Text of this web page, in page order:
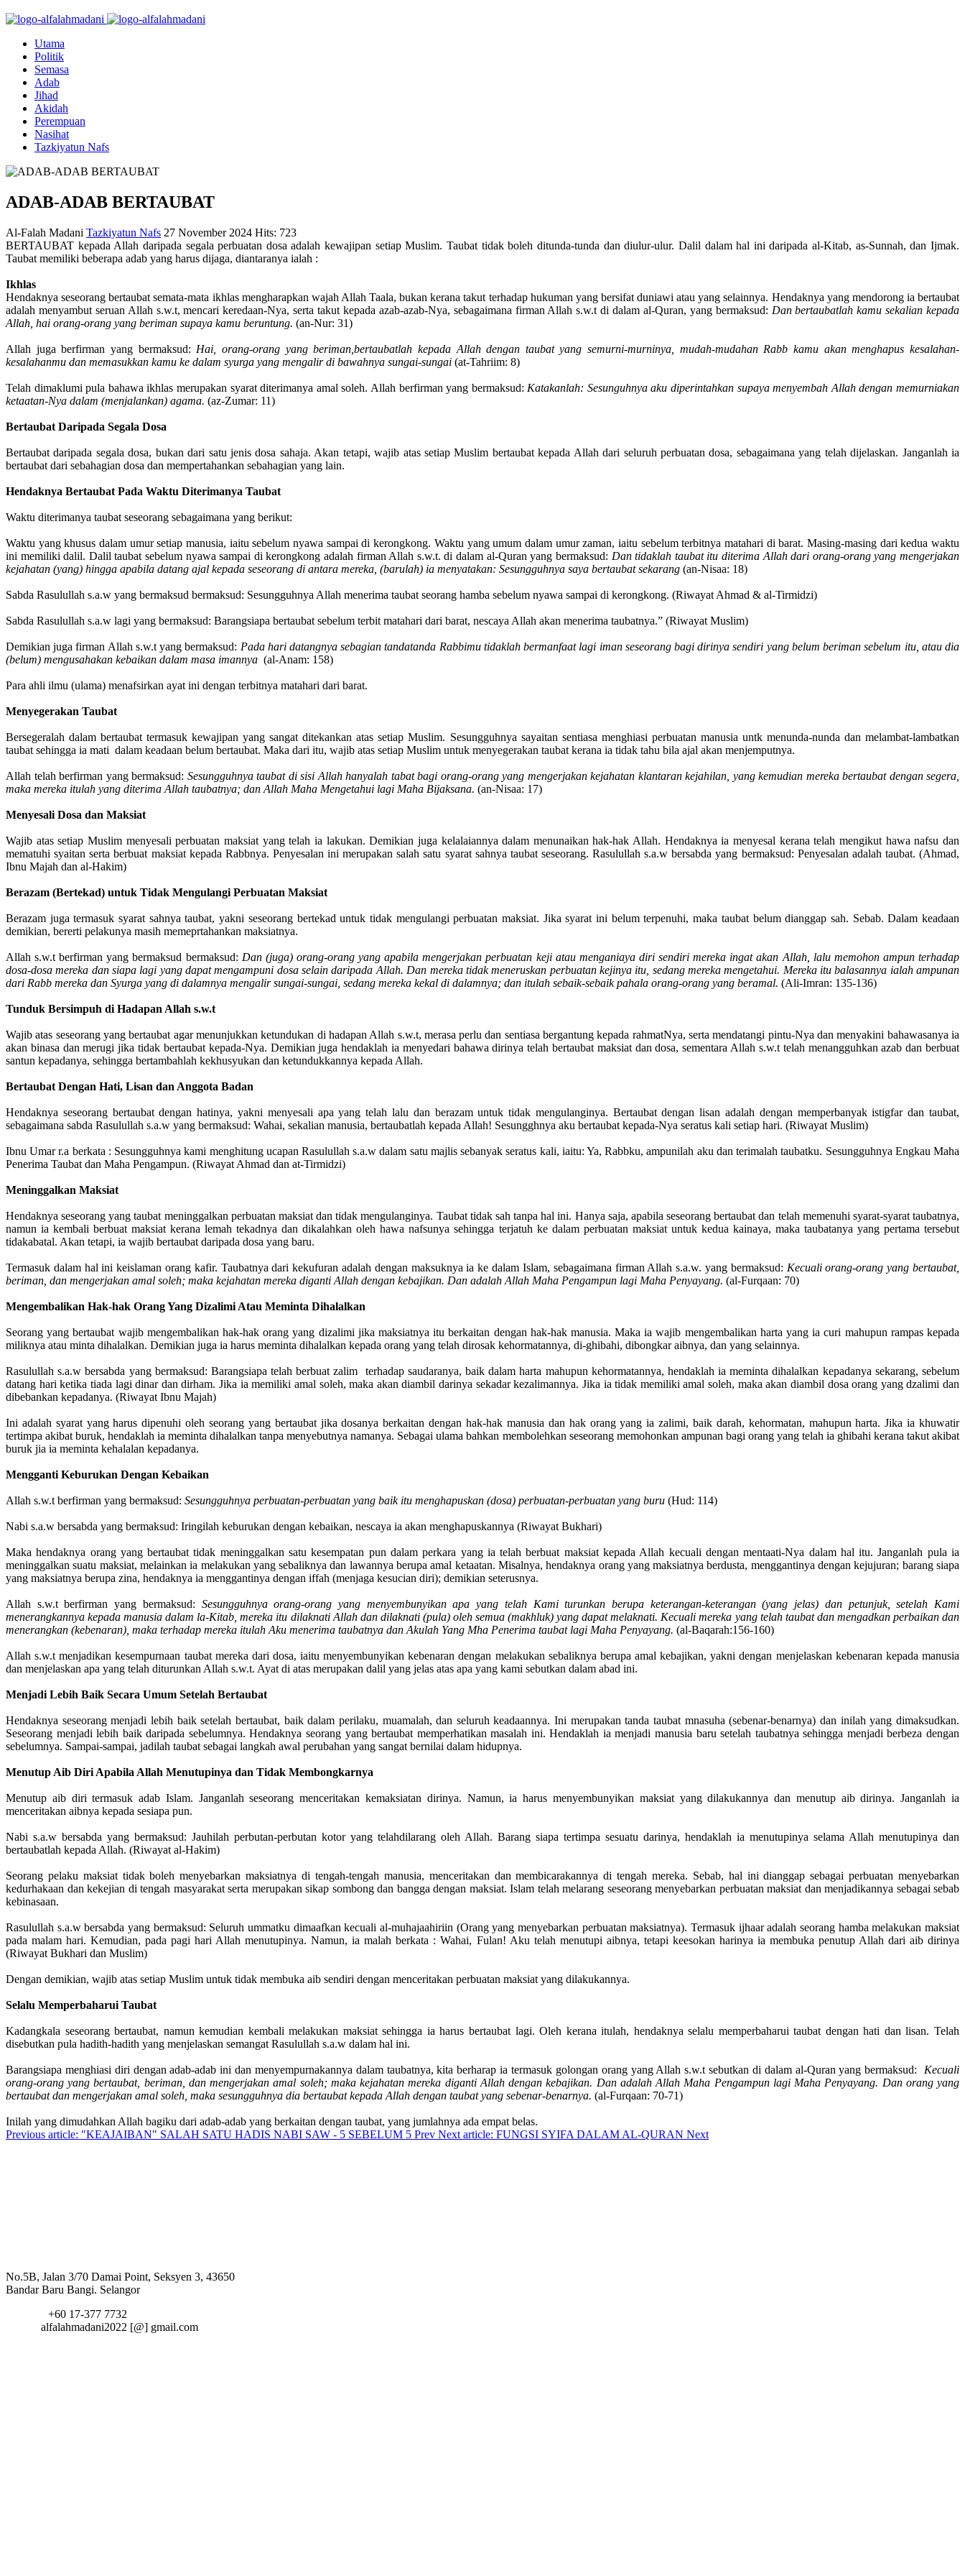
Utama
Politik
Semasa
Adab
Jihad
Akidah
Perempuan
Nasihat
Tazkiyatun Nafs
ADAB-ADAB BERTAUBAT
Al-Falah Madani Tazkiyatun Nafs 27 November 2024 Hits: 723
BERTAUBAT kepada Allah daripada segala perbuatan dosa adalah kewajipan setiap Muslim. Taubat tidak boleh ditunda-tunda dan diulur-ulur. Dalil dalam hal ini daripada al-Kitab, as-Sunnah, dan Ijmak.
Taubat memiliki beberapa adab yang harus dijaga, diantaranya ialah :
Ikhlas
Hendaknya seseorang bertaubat semata-mata ikhlas mengharapkan wajah Allah Taala, bukan kerana takut terhadap hukuman yang bersifat duniawi atau yang selainnya. Hendaknya yang mendorong ia bertaubat
adalah menyambut seruan Allah s.w.t, mencari keredaan-Nya, serta takut kepada azab-azab-Nya, sebagaimana firman Allah s.w.t di dalam al-Quran, yang bermaksud: Dan bertaubatlah kamu sekalian kepada
Allah, hai orang-orang yang beriman supaya kamu beruntung. (an-Nur: 31)
Allah juga berfirman yang bermaksud: Hai, orang-orang yang beriman,bertaubatlah kepada Allah dengan taubat yang semurni-murninya, mudah-mudahan Rabb kamu akan menghapus kesalahan-
kesalahanmu dan memasukkan kamu ke dalam syurga yang mengalir di bawahnya sungai-sungai (at-Tahriim: 8)
Telah dimaklumi pula bahawa ikhlas merupakan syarat diterimanya amal soleh. Allah berfirman yang bermaksud: Katakanlah: Sesunguhnya aku diperintahkan supaya menyembah Allah dengan memurniakan
ketaatan-Nya dalam (menjalankan) agama. (az-Zumar: 11)
Bertaubat Daripada Segala Dosa
Bertaubat daripada segala dosa, bukan dari satu jenis dosa sahaja. Akan tetapi, wajib atas setiap Muslim bertaubat kepada Allah dari seluruh perbuatan dosa, sebagaimana yang telah dijelaskan. Janganlah ia
bertaubat dari sebahagian dosa dan mempertahankan sebahagian yang lain.
Hendaknya Bertaubat Pada Waktu Diterimanya Taubat
Waktu diterimanya taubat seseorang sebagaimana yang berikut:
Waktu yang khusus dalam umur setiap manusia, iaitu sebelum nyawa sampai di kerongkong. Waktu yang umum dalam umur zaman, iaitu sebelum terbitnya matahari di barat. Masing-masing dari kedua waktu
ini memiliki dalil. Dalil taubat sebelum nyawa sampai di kerongkong adalah firman Allah s.w.t. di dalam al-Quran yang bermaksud: Dan tidaklah taubat itu diterima Allah dari orang-orang yang mengerjakan
kejahatan (yang) hingga apabila datang ajal kepada seseorang di antara mereka, (barulah) ia menyatakan: Sesungguhnya saya bertaubat sekarang (an-Nisaa: 18)
Sabda Rasulullah s.a.w yang bermaksud bermaksud: Sesungguhnya Allah menerima taubat seorang hamba sebelum nyawa sampai di kerongkong. (Riwayat Ahmad & al-Tirmidzi)
Sabda Rasulullah s.a.w lagi yang bermaksud: Barangsiapa bertaubat sebelum terbit matahari dari barat, nescaya Allah akan menerima taubatnya.” (Riwayat Muslim)
Demikian juga firman Allah s.w.t yang bermaksud: Pada hari datangnya sebagian tandatanda Rabbimu tidaklah bermanfaat lagi iman seseorang bagi dirinya sendiri yang belum beriman sebelum itu, atau dia
(belum) mengusahakan kebaikan dalam masa imannya (al-Anam: 158)
Para ahli ilmu (ulama) menafsirkan ayat ini dengan terbitnya matahari dari barat.
Menyegerakan Taubat
Bersegeralah dalam bertaubat termasuk kewajipan yang sangat ditekankan atas setiap Muslim. Sesungguhnya sayaitan sentiasa menghiasi perbuatan manusia untk menunda-nunda dan melambat-lambatkan
taubat sehingga ia mati dalam keadaan belum bertaubat. Maka dari itu, wajib atas setiap Muslim untuk menyegerakan taubat kerana ia tidak tahu bila ajal akan menjemputnya.
Allah telah berfirman yang bermaksud: Sesungguhnya taubat di sisi Allah hanyalah tabat bagi orang-orang yang mengerjakan kejahatan klantaran kejahilan, yang kemudian mereka bertaubat dengan segera,
maka mereka itulah yang diterima Allah taubatnya; dan Allah Maha Mengetahui lagi Maha Bijaksana. (an-Nisaa: 17)
Menyesali Dosa dan Maksiat
Wajib atas setiap Muslim menyesali perbuatan maksiat yang telah ia lakukan. Demikian juga kelalaiannya dalam menunaikan hak-hak Allah. Hendaknya ia menyesal kerana telah mengikut hawa nafsu dan
mematuhi syaitan serta berbuat maksiat kepada Rabbnya. Penyesalan ini merupakan salah satu syarat sahnya taubat seseorang. Rasulullah s.a.w bersabda yang bermaksud: Penyesalan adalah taubat. (Ahmad,
Ibnu Majah dan al-Hakim)
Berazam (Bertekad) untuk Tidak Mengulangi Perbuatan Maksiat
Berazam juga termasuk syarat sahnya taubat, yakni seseorang bertekad untuk tidak mengulangi perbuatan maksiat. Jika syarat ini belum terpenuhi, maka taubat belum dianggap sah. Sebab. Dalam keadaan
demikian, bererti pelakunya masih memeprtahankan maksiatnya.
Allah s.w.t berfirman yang bermaksud bermaksud: Dan (juga) orang-orang yang apabila mengerjakan perbuatan keji atau menganiaya diri sendiri mereka ingat akan Allah, lalu memohon ampun terhadap
dosa-dosa mereka dan siapa lagi yang dapat mengampuni dosa selain daripada Allah. Dan mereka tidak meneruskan perbuatan kejinya itu, sedang mereka mengetahui. Mereka itu balasannya ialah ampunan
dari Rabb mereka dan Syurga yang di dalamnya mengalir sungai-sungai, sedang mereka kekal di dalamnya; dan itulah sebaik-sebaik pahala orang-orang yang beramal. (Ali-Imran: 135-136)
Tunduk Bersimpuh di Hadapan Allah s.w.t
Wajib atas seseorang yang bertaubat agar menunjukkan ketundukan di hadapan Allah s.w.t, merasa perlu dan sentiasa bergantung kepada rahmatNya, serta mendatangi pintu-Nya dan menyakini bahawasanya ia
akan binasa dan merugi jika tidak bertaubat kepada-Nya. Demikian juga hendaklah ia menyedari bahawa dirinya telah bertaubat maksiat dan dosa, sementara Allah s.w.t telah menangguhkan azab dan berbuat
santun kepadanya, sehingga bertambahlah kekhusyukan dan ketundukkannya kepada Allah.
Bertaubat Dengan Hati, Lisan dan Anggota Badan
Hendaknya seseorang bertaubat dengan hatinya, yakni menyesali apa yang telah lalu dan berazam untuk tidak mengulanginya. Bertaubat dengan lisan adalah dengan memperbanyak istigfar dan taubat,
sebagaimana sabda Rasulullah s.a.w yang bermaksud: Wahai, sekalian manusia, bertaubatlah kepada Allah! Sesungghnya aku bertaubat kepada-Nya seratus kali setiap hari. (Riwayat Muslim)
Ibnu Umar r.a berkata : Sesungguhnya kami menghitung ucapan Rasulullah s.a.w dalam satu majlis sebanyak seratus kali, iaitu: Ya, Rabbku, ampunilah aku dan terimalah taubatku. Sesungguhnya Engkau Maha
Penerima Taubat dan Maha Pengampun. (Riwayat Ahmad dan at-Tirmidzi)
Meninggalkan Maksiat
Hendaknya seseorang yang taubat meninggalkan perbuatan maksiat dan tidak mengulanginya. Taubat tidak sah tanpa hal ini. Hanya saja, apabila seseorang bertaubat dan telah memenuhi syarat-syarat taubatnya,
namun ia kembali berbuat maksiat kerana lemah tekadnya dan dikalahkan oleh hawa nafsunya sehingga terjatuh ke dalam perbuatan maksiat untuk kedua kainaya, maka taubatanya yang pertama tersebut
tidakabatal. Akan tetapi, ia wajib bertaubat daripada dosa yang baru.
Termasuk dalam hal ini keislaman orang kafir. Taubatnya dari kekufuran adalah dengan maksuknya ia ke dalam Islam, sebagaimana firman Allah s.a.w. yang bermaksud: Kecuali orang-orang yang bertaubat,
beriman, dan mengerjakan amal soleh; maka kejahatan mereka diganti Allah dengan kebajikan. Dan adalah Allah Maha Pengampun lagi Maha Penyayang. (al-Furqaan: 70)
Mengembalikan Hak-hak Orang Yang Dizalimi Atau Meminta Dihalalkan
Seorang yang bertaubat wajib mengembalikan hak-hak orang yang dizalimi jika maksiatnya itu berkaitan dengan hak-hak manusia. Maka ia wajib mengembalikan harta yang ia curi mahupun rampas kepada
miliknya atau minta dihalalkan. Demikian juga ia harus meminta dihalalkan kepada orang yang telah dirosak kehormatannya, di-ghibahi, dibongkar aibnya, dan yang selainnya.
Rasulullah s.a.w bersabda yang bermaksud: Barangsiapa telah berbuat zalim terhadap saudaranya, baik dalam harta mahupun kehormatannya, hendaklah ia meminta dihalalkan kepadanya sekarang, sebelum
datang hari ketika tiada lagi dinar dan dirham. Jika ia memiliki amal soleh, maka akan diambil darinya sekadar kezalimannya. Jika ia tidak memiliki amal soleh, maka akan diambil dosa orang yang dzalimi dan
dibebankan kepadanya. (Riwayat Ibnu Majah)
Ini adalah syarat yang harus dipenuhi oleh seorang yang bertaubat jika dosanya berkaitan dengan hak-hak manusia dan hak orang yang ia zalimi, baik darah, kehormatan, mahupun harta. Jika ia khuwatir
tertimpa akibat buruk, hendaklah ia meminta dihalalkan tanpa menyebutnya namanya. Sebagai ulama bahkan membolehkan seseorang memohonkan ampunan bagi orang yang telah ia ghibahi kerana takut akibat
buruk jia ia meminta kehalalan kepadanya.
Mengganti Keburukan Dengan Kebaikan
Allah s.w.t berfirman yang bermaksud: Sesungguhnya perbuatan-perbuatan yang baik itu menghapuskan (dosa) perbuatan-perbuatan yang buru (Hud: 114)
Nabi s.a.w bersabda yang bermaksud: Iringilah keburukan dengan kebaikan, nescaya ia akan menghapuskannya (Riwayat Bukhari)
Maka hendaknya orang yang bertaubat tidak meninggalkan satu kesempatan pun dalam perkara yang ia telah berbuat maksiat kepada Allah kecuali dengan mentaati-Nya dalam hal itu. Janganlah pula ia
meninggalkan suatu maksiat, melainkan ia melakukan yang sebaliknya dan lawannya berupa amal ketaatan. Misalnya, hendaknya orang yang maksiatnya berdusta, menggantinya dengan kejujuran; barang siapa
yang maksiatnya berupa zina, hendaknya ia menggantinya dengan iffah (menjaga kesucian diri); demikian seterusnya.
Allah s.w.t berfirman yang bermaksud: Sesungguhnya orang-orang yang menyembunyikan apa yang telah Kami turunkan berupa keterangan-keterangan (yang jelas) dan petunjuk, setelah Kami
menerangkannya kepada manusia dalam la-Kitab, mereka itu dilaknati Allah dan dilaknati (pula) oleh semua (makhluk) yang dapat melaknati. Kecuali mereka yang telah taubat dan mengadkan perbaikan dan
menerangkan (kebenaran), maka terhadap mereka itulah Aku menerima taubatnya dan Akulah Yang Mha Penerima taubat lagi Maha Penyayang. (al-Baqarah:156-160)
Allah s.w.t menjadikan kesempurnaan taubat mereka dari dosa, iaitu menyembunyikan kebenaran dengan melakukan sebaliknya berupa amal kebajikan, yakni dengan menjelaskan kebenaran kepada manusia
dan menjelaskan apa yang telah diturunkan Allah s.w.t. Ayat di atas merupakan dalil yang jelas atas apa yang kami sebutkan dalam abad ini.
Menjadi Lebih Baik Secara Umum Setelah Bertaubat
Hendaknya seseorang menjadi lebih baik setelah bertaubat, baik dalam perilaku, muamalah, dan seluruh keadaannya. Ini merupakan tanda taubat mnasuha (sebenar-benarnya) dan inilah yang dimaksudkan.
Seseorang menjadi lebih baik daripada sebelumnya. Hendaknya seorang yang bertaubat memperhatikan masalah ini. Hendaklah ia menjadi manusia baru setelah taubatnya sehingga menjadi berbeza dengan
sebelumnya. Sampai-sampai, jadilah taubat sebagai langkah awal perubahan yang sangat bernilai dalam hidupnya.
Menutup Aib Diri Apabila Allah Menutupinya dan Tidak Membongkarnya
Menutup aib diri termasuk adab Islam. Janganlah seseorang menceritakan kemaksiatan dirinya. Namun, ia harus menyembunyikan maksiat yang dilakukannya dan menutup aib dirinya. Janganlah ia
menceritakan aibnya kepada sesiapa pun.
Nabi s.a.w bersabda yang bermaksud: Jauhilah perbutan-perbutan kotor yang telahdilarang oleh Allah. Barang siapa tertimpa sesuatu darinya, hendaklah ia menutupinya selama Allah menutupinya dan
bertaubatlah kepada Allah. (Riwayat al-Hakim)
Seorang pelaku maksiat tidak boleh menyebarkan maksiatnya di tengah-tengah manusia, menceritakan dan membicarakannya di tengah mereka. Sebab, hal ini dianggap sebagai perbuatan menyebarkan
kedurhakaan dan kekejian di tengah masyarakat serta merupakan sikap sombong dan bangga dengan maksiat. Islam telah melarang seseorang menyebarkan perbuatan maksiat dan menjadikannya sebagai sebab
kebinasaan.
Rasulullah s.a.w bersabda yang bermaksud: Seluruh ummatku dimaafkan kecuali al-muhajaahiriin (Orang yang menyebarkan perbuatan maksiatnya). Termasuk ijhaar adalah seorang hamba melakukan maksiat
pada malam hari. Kemudian, pada pagi hari Allah menutupinya. Namun, ia malah berkata : Wahai, Fulan! Aku telah menutupi aibnya, tetapi keesokan harinya ia membuka penutup Allah dari aib dirinya
(Riwayat Bukhari dan Muslim)
Dengan demikian, wajib atas setiap Muslim untuk tidak membuka aib sendiri dengan menceritakan perbuatan maksiat yang dilakukannya.
Selalu Memperbaharui Taubat
Kadangkala seseorang bertaubat, namun kemudian kembali melakukan maksiat sehingga ia harus bertaubat lagi. Oleh kerana itulah, hendaknya selalu memperbaharui taubat dengan hati dan lisan. Telah
disebutkan pula hadith-hadith yang menjelaskan semangat Rasulullah s.a.w dalam hal ini.
Barangsiapa menghiasi diri dengan adab-adab ini dan menyempurnakannya dalam taubatnya, kita berharap ia termasuk golongan orang yang Allah s.w.t sebutkan di dalam al-Quran yang bermaksud: Kecuali
orang-orang yang bertaubat, beriman, dan mengerjakan amal soleh; maka kejahatan mereka diganti Allah dengan kebajikan. Dan adalah Allah Maha Pengampun lagi Maha Penyayang. Dan orang yang
bertaubat dan mengerjakan amal soleh, maka sesungguhnya dia bertaubat kepada Allah dengan taubat yang sebenar-benarnya. (al-Furqaan: 70-71)
Inilah yang dimudahkan Allah bagiku dari adab-adab yang berkaitan dengan taubat, yang jumlahnya ada empat belas.
Previous article: "KEAJAIBAN" SALAH SATU HADIS NABI SAW - 5 SEBELUM 5 Prev Next article: FUNGSI SYIFA DALAM AL-QURAN Next
No.5B, Jalan 3/70 Damai Point, Seksyen 3, 43650
Bandar Baru Bangi. Selangor
+60 17-377 7732
alfalahmadani2022 [@] gmail.com